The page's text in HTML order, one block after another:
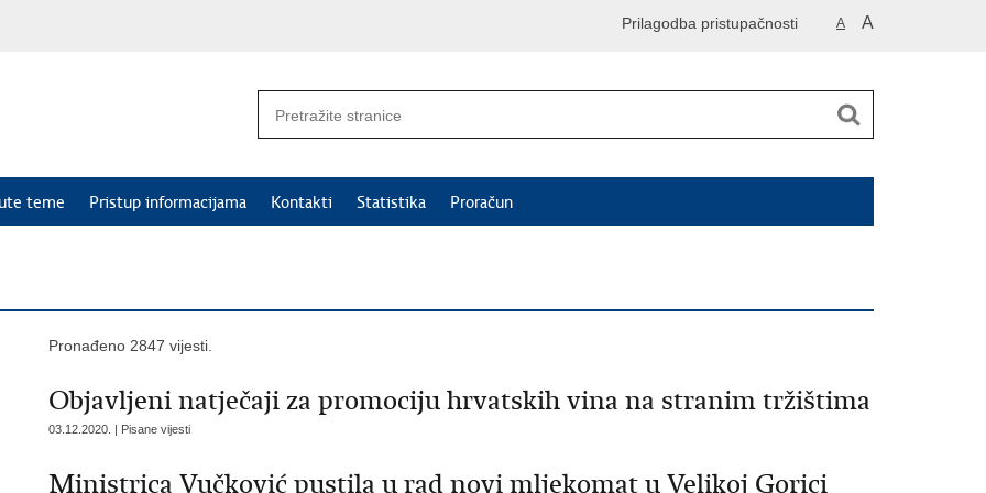
A A
Prilagodba pristupačnosti
teme Pristup informacijama Kontakti Statistika Proračun
Pronađeno 2847 vijesti.
Objavljeni natječaji za promociju hrvatskih vina na stranim tržištima
03.12.2020. | Pisane vijesti
Ministrica Vučković pustila u rad novi mljekomat u Velikoj Gorici